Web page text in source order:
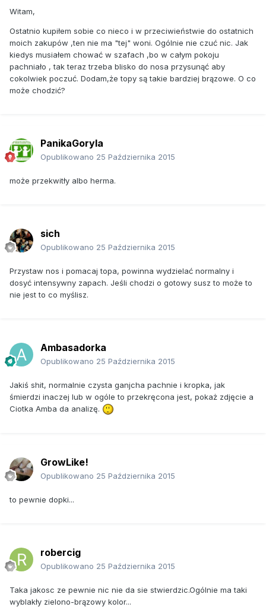
Witam,
Ostatnio kupiłem sobie co nieco i w przeciwieństwie do ostatnich
moich zakupów ,ten nie ma "tej" woni. Ogólnie nie czuć nic. Jak
kiedys musiałem chować w szafach ,bo w całym pokoju
pachniało , tak teraz trzeba blisko do nosa przysunąć aby
cokolwiek poczuć. Dodam,że topy są takie bardziej brązowe. O co
może chodzić?
PanikaGoryla
Opublikowano 25 Października 2015
może przekwitły albo herma.
sich
Opublikowano 25 Października 2015
Przystaw nos i pomacaj topa, powinna wydzielać normalny i
dosyć intensywny zapach. Jeśli chodzi o gotowy susz to może to
nie jest to co myślisz.
Ambasadorka
Opublikowano 25 Października 2015
Jakiś shit, normalnie czysta ganjcha pachnie i kropka, jak
śmierdzi inaczej lub w ogóle to przekręcona jest, pokaż zdjęcie a
Ciotka Amba da analizę.
GrowLike!
Opublikowano 25 Października 2015
to pewnie dopki...
robercig
Opublikowano 25 Października 2015
Taka jakosc ze pewnie nic nie da sie stwierdzic.Ogólnie ma taki
wyblakły zielono-brązowy kolor...